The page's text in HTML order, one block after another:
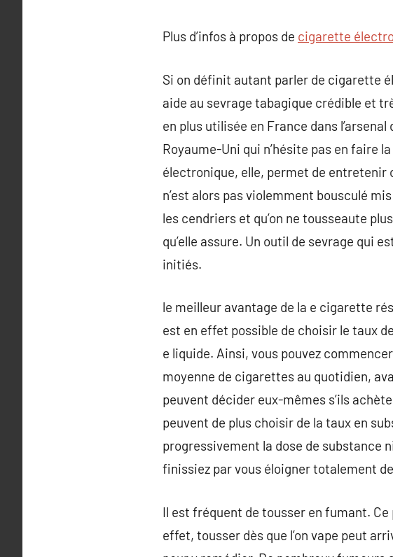
Plus d’infos à propos de cigarette
Si on définit autant parler de cigarette
aide au sevrage tabagique crédible et
en plus utilisée en France dans
Royaume-Uni qui n’hésite pas en
électronique, elle, permet de
n’est alors pas violemment bousculé
les cendriers et qu’on ne tousseaute
qu’elle assure. Un outil de sevrage qui
initiés.
le meilleur avantage de la e cigarette
est en effet possible de choisir le taux
e liquide. Ainsi, vous pouvez
moyenne de cigarettes au quotidien,
peuvent décider eux-mêmes s’ils
peuvent de plus choisir de la taux en
progressivement la dose de substance
finissiez par vous éloigner totalement
Il est fréquent de tousser en fumant.
effet, tousser dès que l’on vape peut